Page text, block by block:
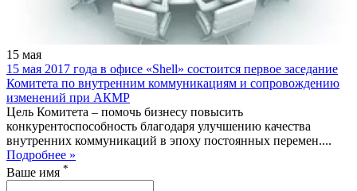
15 мая
15 мая 2017 года в офисе «Shell» состоится первое заседание
Комитета по внутренним коммуникациям и сопровождению
изменений при АКМР
Цель Комитета – помочь бизнесу повысить
конкурентоспособность благодаря улучшению качества
внутренних коммуникаций в эпоху постоянных перемен....
Подробнее »
Ваше имя *